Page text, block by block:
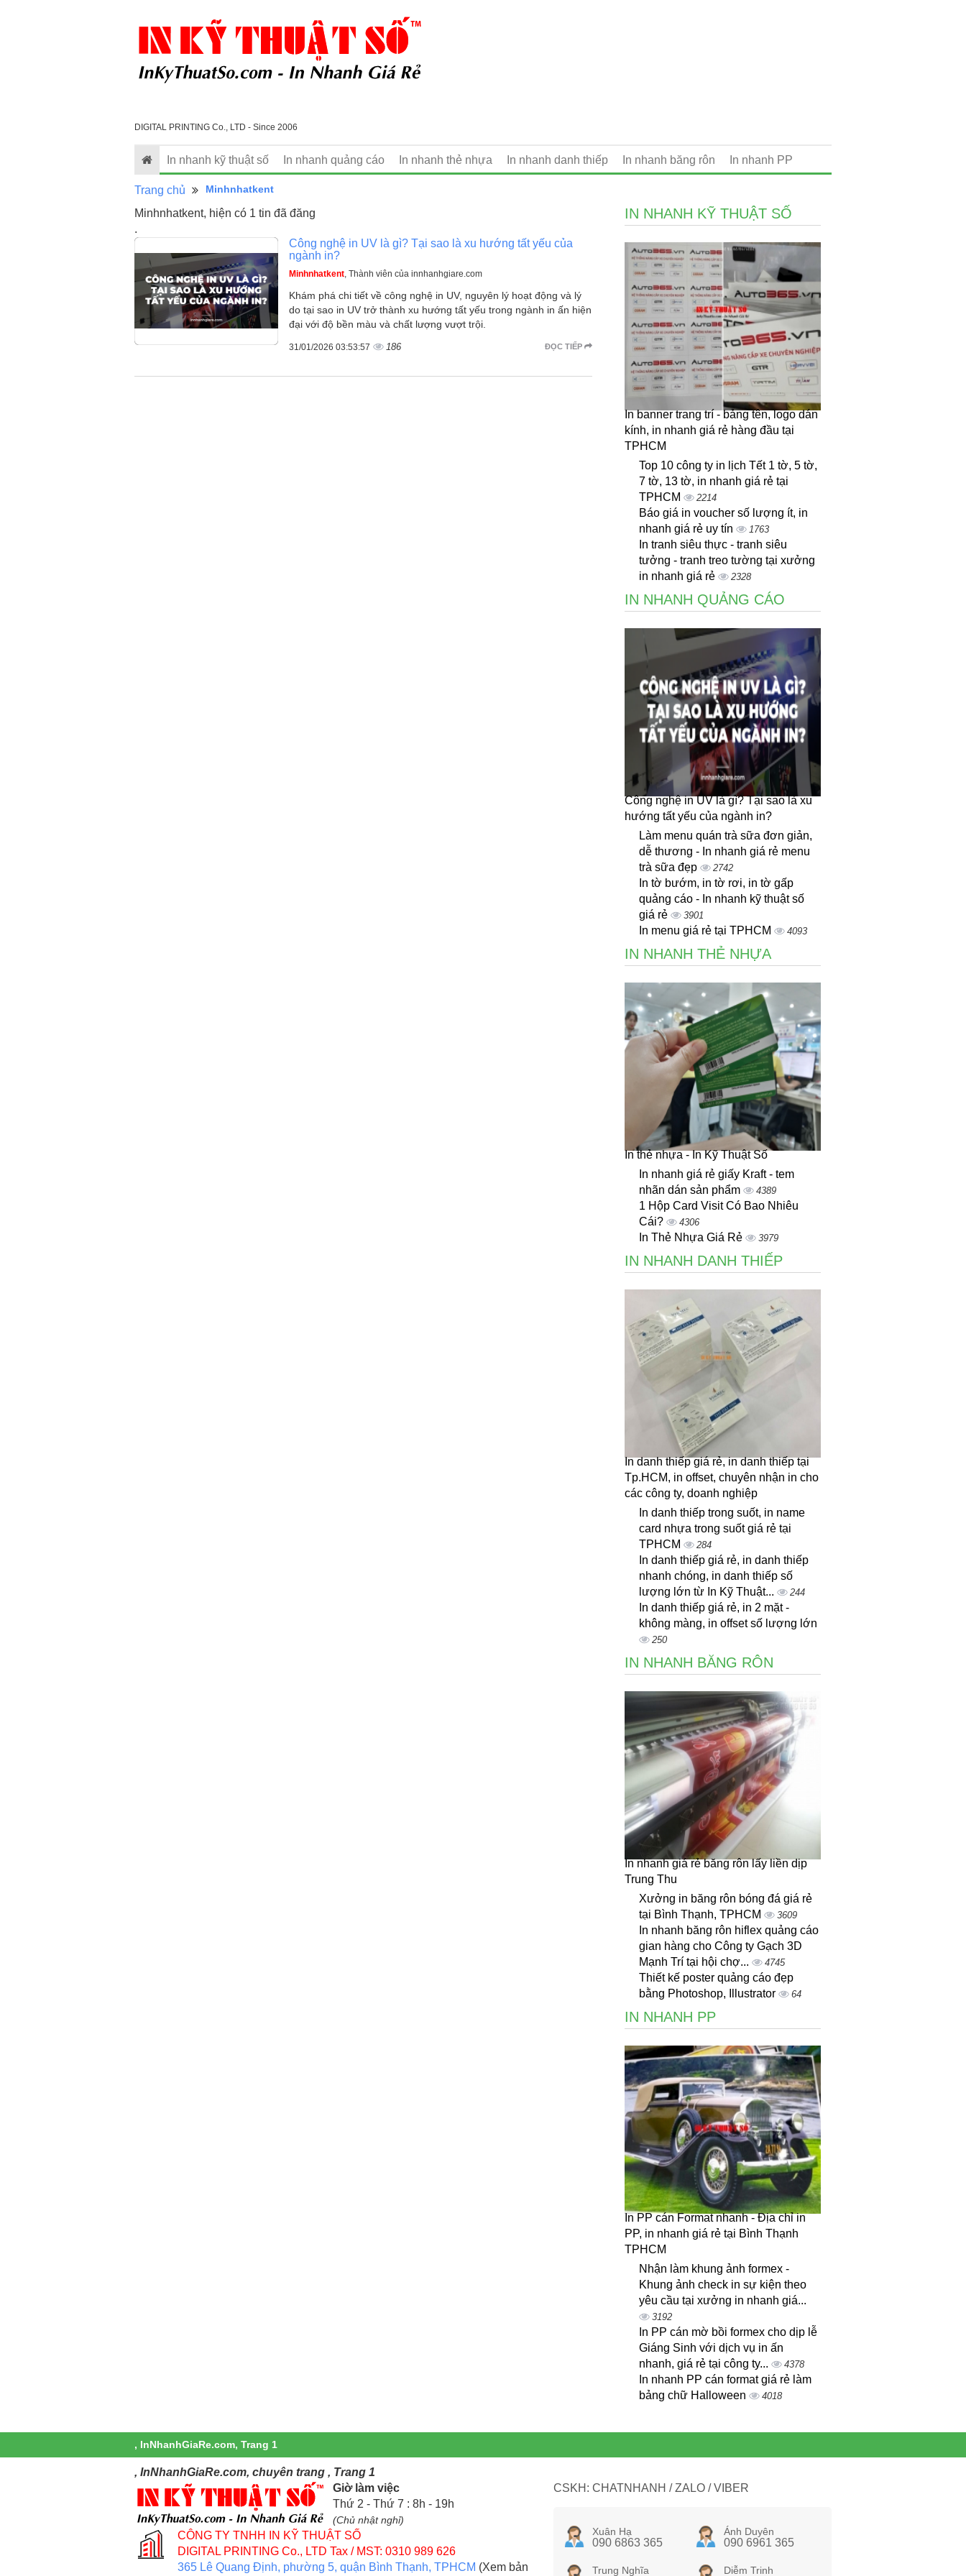
DIGITAL PRINTING Co., LTD - Since 2006
In nhanh kỹ thuật số In nhanh quảng cáo In nhanh thẻ nhựa In nhanh danh thiếp In nhanh băng rôn In nhanh PP
Trang chủ Minhnhatkent
Minhnhatkent, hiện có 1 tin đã đăng
.
Công nghệ in UV là gì? Tại sao là xu hướng tất yếu của
ngành in?
Minhnhatkent , Thành viên của innhanhgiare.com
Khám phá chi tiết về công nghệ in UV, nguyên lý hoạt động và lý
do tại sao in UV trở thành xu hướng tất yếu trong ngành in ấn hiện
đại với độ bền màu và chất lượng vượt trội.
ĐỌC TIẾP
31/01/2026 03:53:57 186
IN NHANH KỸ THUẬT SỐ
In banner trang trí - bảng tên, logo dán
kính, in nhanh giá rẻ hàng đầu tại
TPHCM
Top 10 công ty in lịch Tết 1 tờ, 5 tờ,
7 tờ, 13 tờ, in nhanh giá rẻ tại
TPHCM
2214
Báo giá in voucher số lượng ít, in
nhanh giá rẻ uy tín
1763
In tranh siêu thực - tranh siêu
tưởng - tranh treo tường tại xưởng
in nhanh giá rẻ
2328
IN NHANH QUẢNG CÁO
Công nghệ in UV là gì? Tại sao là xu
hướng tất yếu của ngành in?
Làm menu quán trà sữa đơn giản,
dễ thương - In nhanh giá rẻ menu
trà sữa đẹp
2742
In tờ bướm, in tờ rơi, in tờ gấp
quảng cáo - In nhanh kỹ thuật số
giá rẻ
3901
In menu giá rẻ tại TPHCM 4093
IN NHANH THẺ NHỰA
In thẻ nhựa - In Kỹ Thuật Số
In nhanh giá rẻ giấy Kraft - tem
nhãn dán sản phẩm
4389
1 Hộp Card Visit Có Bao Nhiêu
Cái?
4306
In Thẻ Nhựa Giá Rẻ 3979
IN NHANH DANH THIẾP
In danh thiếp giá rẻ, in danh thiếp tại
Tp.HCM, in offset, chuyên nhận in cho
các công ty, doanh nghiệp
In danh thiếp trong suốt, in name
card nhựa trong suốt giá rẻ tại
TPHCM
284
In danh thiếp giá rẻ, in danh thiếp
nhanh chóng, in danh thiếp số
lượng lớn từ In Kỹ Thuật...
244
In danh thiếp giá rẻ, in 2 mặt -
không màng, in offset số lượng lớn
250
IN NHANH BĂNG RÔN
In nhanh giá rẻ băng rôn lấy liền dịp
Trung Thu
Xưởng in băng rôn bóng đá giá rẻ
tại Bình Thạnh, TPHCM
3609
In nhanh băng rôn hiflex quảng cáo
gian hàng cho Công ty Gạch 3D
Mạnh Trí tại hội chợ...
4745
Thiết kế poster quảng cáo đẹp
bằng Photoshop, Illustrator
64
IN NHANH PP
In PP cán Format nhanh - Địa chỉ in
PP, in nhanh giá rẻ tại Bình Thạnh
TPHCM
Nhận làm khung ảnh formex -
Khung ảnh check in sự kiện theo
yêu cầu tại xưởng in nhanh giá...
3192
In PP cán mờ bồi formex cho dịp lễ
Giáng Sinh với dịch vụ in ấn
nhanh, giá rẻ tại công ty...
4378
In nhanh PP cán format giá rẻ làm
bảng chữ Halloween
4018
, InNhanhGiaRe.com, Trang 1
, InNhanhGiaRe.com, chuyên trang , Trang 1
Giờ làm việc
Thứ 2 - Thứ 7 : 8h - 19h
(Chủ nhật nghỉ)
CÔNG TY TNHH IN KỸ THUẬT SỐ
DIGITAL PRINTING Co., LTD Tax / MST: 0310 989 626
365 Lê Quang Định, phường 5, quận Bình Thạnh, TPHCM (Xem bản
CSKH: CHATNHANH / ZALO / VIBER
Xuân Hạ
090 6863 365
Ánh Duyên
090 6961 365
Trung Nghĩa Diễm Trinh